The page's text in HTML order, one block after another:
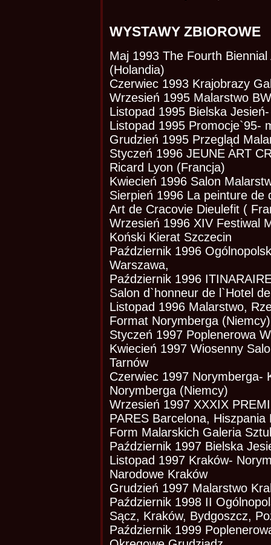
WYSTAWY ZBIOROWE
Maj 1993 The Fourth
(Holandia)
Czerwiec 1993 Krajobrazy
Wrzesień 1995 Malarstwo
Listopad 1995 Bielska
Listopad 1995 Promocje`95-
Grudzień 1995 Przegląd
Styczeń 1996 JEUNE ART
Ricard Lyon (Francja)
Kwiecień 1996 Salon
Sierpień 1996 La peinture de
Art de Cracovie Dieulefit (
Wrzesień 1996 XIV Festiwal
Koński Kierat Szczecin
Październik 1996
Warszawa,
Październik 1996
Salon d`honneur de l`Hotel
Listopad 1996 Malarstwo,
Format Norymberga (Niemcy)
Styczeń 1997 Poplenerowa
Kwiecień 1997 Wiosenny
Tarnów
Czerwiec 1997 Norymberga-
Norymberga (Niemcy)
Wrzesień 1997 XXXIX
PARES Barcelona,
Form Malarskich Galeria
Październik 1997 Bielska
Listopad 1997 Kraków-
Narodowe Kraków
Grudzień 1997 Malarstwo
Październik 1998 II
Sącz, Kraków, Bydgoszcz,
Październik 1999